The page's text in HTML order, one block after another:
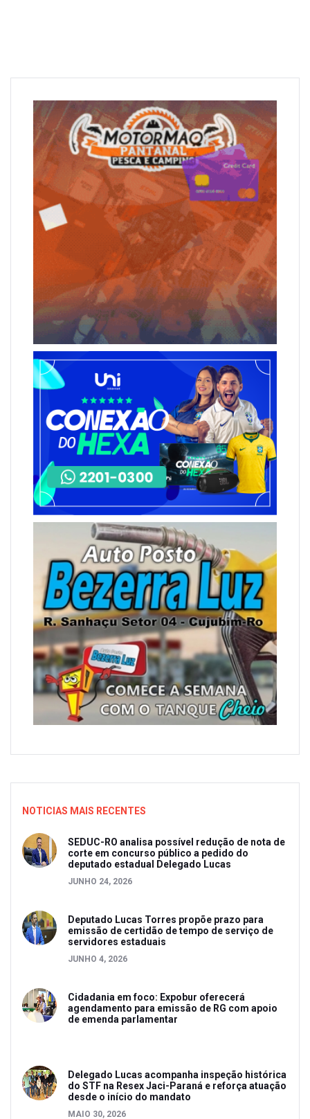
NOTICIAS MAIS RECENTES
SEDUC-RO analisa possível redução de nota de
corte em concurso público a pedido do
deputado estadual Delegado Lucas
JUNHO 24, 2026
Deputado Lucas Torres propõe prazo para
emissão de certidão de tempo de serviço de
servidores estaduais
JUNHO 4, 2026
Cidadania em foco: Expobur oferecerá
agendamento para emissão de RG com apoio
de emenda parlamentar
Delegado Lucas acompanha inspeção histórica
do STF na Resex Jaci-Paraná e reforça atuação
desde o início do mandato
MAIO 30, 2026